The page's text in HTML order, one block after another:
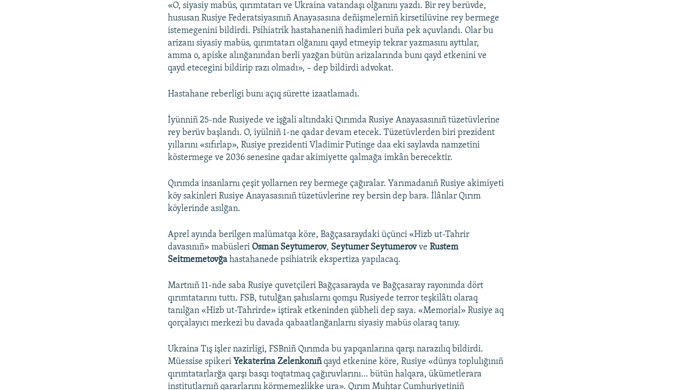
«O, siyasiy mabüs, qırımtatarı ve Ukraina vatandaşı olğanını yazdı. Bir rey berüvde,
hususan Rusiye Federatsiyasınıñ Anayasasına deñişmelerniñ kirsetilüvine rey bermege
istemegenini bildirdi. Psihiatrik hastahaneniñ hadimleri buña pek açuvlandı. Olar bu
arizanı siyasiy mabüs, qırımtatarı olğanını qayd etmeyip tekrar yazmasını ayttılar,
amma o, apiske alınğanından berli yazğan bütün arizalarında bunı qayd etkenini ve
qayd etecegini bildirip razı olmadı», – dep bildirdi advokat.
Hastahane reberligi bunı açıq sürette izaatlamadı.
İyünniñ 25-nde Rusiyede ve işğali altındaki Qırımda Rusiye Anayasasınıñ tüzetüvlerine
rey berüv başlandı. O, iyülniñ 1-ne qadar devam etecek. Tüzetüvlerden biri prezident
yıllarını «sıfırlap», Rusiye prezidenti Vladimir Putinge daa eki saylavda namzetini
köstermege ve 2036 senesine qadar akimiyette qalmağa imkân berecektir.
Qırımda insanlarnı çeşit yollarnen rey bermege çağıralar. Yarımadanıñ Rusiye akimiyeti
köy sakinleri Rusiye Anayasasınıñ tüzetüvlerine rey bersin dep bara. İlânlar Qırım
köylerinde asılğan.
Aprel ayında berilgen malümatqa köre, Bağçasaraydaki üçünci «Hizb ut-Tahrir
davasınıñ» mabüsleri Osman Seytumerov, Seytumer SeytumerovveRustem
Seitmemetovğahastahanede psihiatrik ekspertiza yapılacaq.
Martnıñ 11-nde saba Rusiye quvetçileri Bağçasarayda ve Bağçasaray rayonında dört
qırımtatarını tuttı. FSB, tutulğan şahıslarnı qomşu Rusiyede terror teşkilâtı olaraq
tanılğan «Hizb ut-Tahrirde» iştirak etkeninden şübheli dep saya. «Memorial» Rusiye aq
qorçalayıcı merkezi bu davada qabaatlanğanlarnı siyasiy mabüs olaraq tanıy.
Ukraina Tış işler nazirligi, FSBniñ Qırımda bu yapqanlarına qarşı narazılıq bildirdi.
Müessise spikeri Yekaterina Zelenkonıñqayd etkenine köre, Rusiye «dünya toplulığınıñ
qırımtatarlarğa qarşı basqı toqtatmaq çağıruvlarını… bütün halqara, ükümetlerara
institutlarnıñ qararlarını körmemezlikke ura». Qırım Muhtar Cumhuriyetiniñ